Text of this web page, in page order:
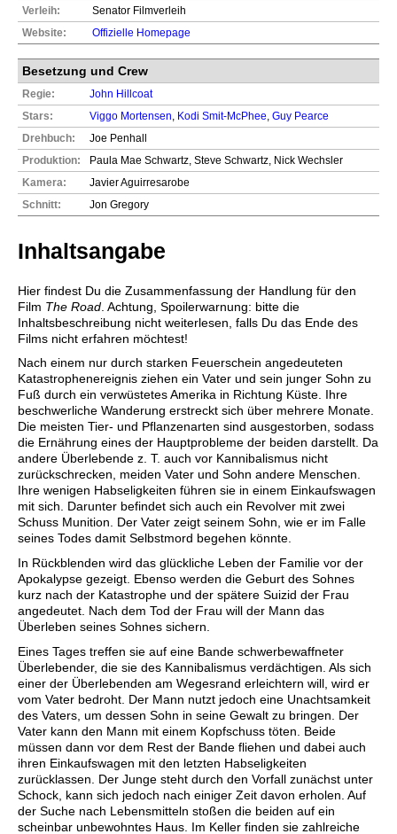
Verleih:
Senator Filmverleih
Website:
Offizielle Homepage
Besetzung und Crew
Regie:
John Hillcoat
Stars:
Viggo Mortensen Kodi Smit-McPhee Guy Pearce
Drehbuch:
Joe Penhall
Produktion:
Paula Mae Schwartz, Steve Schwartz, Nick Wechsler
Kamera:
Javier Aguirresarobe
Schnitt:
Jon Gregory
Inhaltsangabe
Hier findest Du die Zusammenfassung der Handlung für den
Film The Road . Achtung, Spoilerwarnung: bitte die
Inhaltsbeschreibung nicht weiterlesen, falls Du das Ende des
Films nicht erfahren möchtest!
Nach einem nur durch starken Feuerschein angedeuteten
Katastrophenereignis ziehen ein Vater und sein junger Sohn zu
Fuß durch ein verwüstetes Amerika in Richtung Küste. Ihre
beschwerliche Wanderung erstreckt sich über mehrere Monate.
Die meisten Tier- und Pflanzenarten sind ausgestorben, sodass
die Ernährung eines der Hauptprobleme der beiden darstellt. Da
andere Überlebende z. T. auch vor Kannibalismus nicht
zurückschrecken, meiden Vater und Sohn andere Menschen.
Ihre wenigen Habseligkeiten führen sie in einem Einkaufswagen
mit sich. Darunter befindet sich auch ein Revolver mit zwei
Schuss Munition. Der Vater zeigt seinem Sohn, wie er im Falle
seines Todes damit Selbstmord begehen könnte.
In Rückblenden wird das glückliche Leben der Familie vor der
Apokalypse gezeigt. Ebenso werden die Geburt des Sohnes
kurz nach der Katastrophe und der spätere Suizid der Frau
angedeutet. Nach dem Tod der Frau will der Mann das
Überleben seines Sohnes sichern.
Eines Tages treffen sie auf eine Bande schwerbewaffneter
Überlebender, die sie des Kannibalismus verdächtigen. Als sich
einer der Überlebenden am Wegesrand erleichtern will, wird er
vom Vater bedroht. Der Mann nutzt jedoch eine Unachtsamkeit
des Vaters, um dessen Sohn in seine Gewalt zu bringen. Der
Vater kann den Mann mit einem Kopfschuss töten. Beide
müssen dann vor dem Rest der Bande fliehen und dabei auch
ihren Einkaufswagen mit den letzten Habseligkeiten
zurücklassen. Der Junge steht durch den Vorfall zunächst unter
Schock, kann sich jedoch nach einiger Zeit davon erholen. Auf
der Suche nach Lebensmitteln stoßen die beiden auf ein
scheinbar unbewohntes Haus. Im Keller finden sie zahlreiche